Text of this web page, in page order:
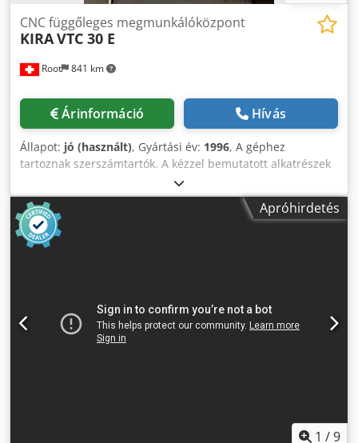
Root 841 km
CNC függőleges megmunkálóközpont
KIRAVTC 30 E
Árinformáció Hívás
Állapot: jó (használt), Gyártási év: 1996, A géphez
tartoznak szerszámtartók. A kézzel bemutatott alkatrészek
nem tartozékok. Cedpfx Agozncpzjnorf A műszaki részletek
a képen láthatók.
Apróhirdetés
1 /9